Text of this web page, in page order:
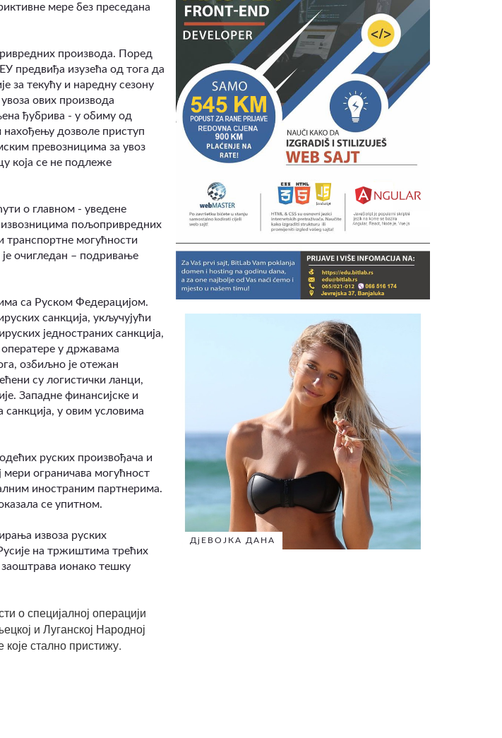
мере без преседана
производа. Поред
предвиђа изузећа од тога да
за текућу и наредну сезону
ових производа
ђубрива - у обиму од
дозволе приступ
превозницима за увоз
која се не подлеже
о главном - уведене
извозницима пољопривредних
транспортне могућности
очигледан – подривање
са Руском Федерацијом.
санкција, укључујући
једностраних санкција,
у државама
озбиљно је отежан
су логистички ланци,
Западне финансијске и
у овим условима
руских произвођача и
ограничава могућност
иностраним партнерима.
се упитном.
извоза руских
на тржиштима трећих
ионако тешку
о специјалној операцији
и Луганској Народној
стално пристижу.
ДјЕВОЈКА ДАНА